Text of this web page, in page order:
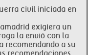
civil iniciada en
exigiera un
la envió con la
recomendando a su